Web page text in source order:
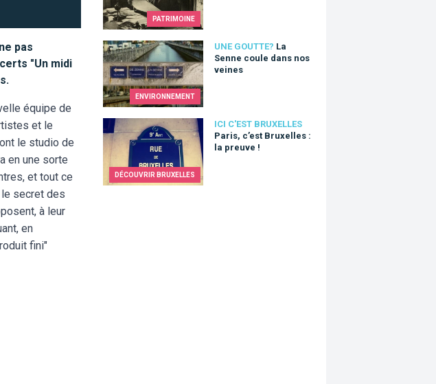
pas
"Un midi
équipe de
et le
le studio de
en une sorte
et tout ce
secret des
à leur
en
fini"
PATRIMOINE
ENVIRONNEMENT
UNE GOUTTE? La
Senne coule dans nos
veines
La Senne coule dans nos veines
DÉCOUVRIR BRUXELLES
ICI C'EST BRUXELLES
Paris, c’est Bruxelles :
la preuve !
Paris, c’est Bruxelles : la preuve !